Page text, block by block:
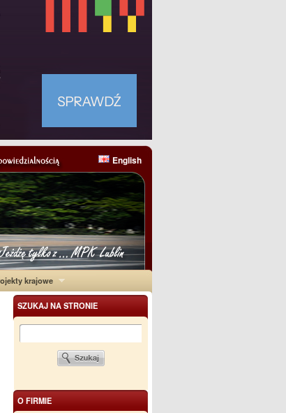
English
krajowe
SZUKAJ NA STRONIE
O FIRMIE